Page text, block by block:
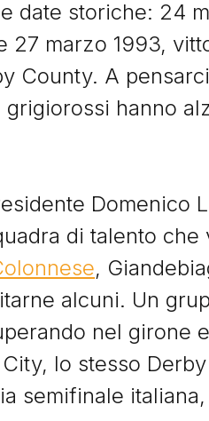
date storiche: 24
27 marzo 1993,
County. A
hanno
Domenico
di talento
,
alcuni. Un
nel girone
lo stesso
semifinale
Storie
I Signori del